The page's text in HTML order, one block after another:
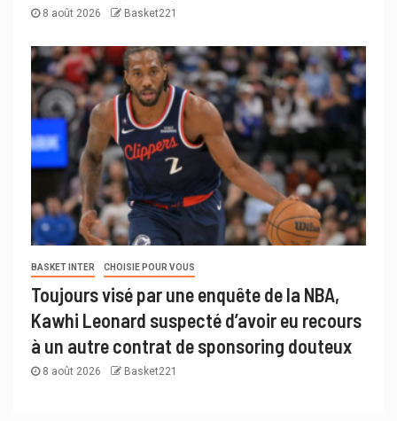
8 août 2026 Basket221
BASKET INTER CHOISIE POUR VOUS
Toujours visé par une enquête de la NBA,
Kawhi Leonard suspecté d’avoir eu recours
à un autre contrat de sponsoring douteux
8 août 2026 Basket221